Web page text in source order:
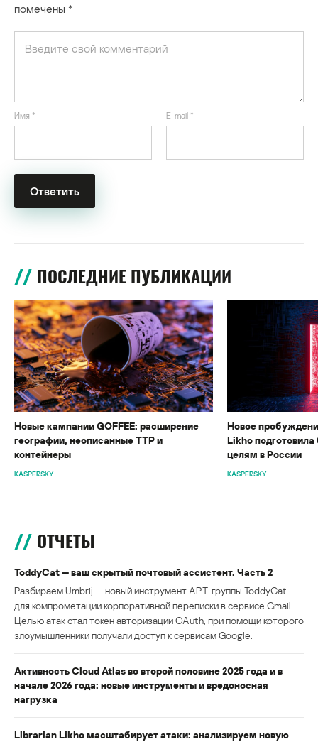
помечены *
Имя * E-mail *
ПОСЛЕДНИЕ ПУБЛИКАЦИИ
Новые кампании GOFFEE: расширение
географии, неописанные TTP и
контейнеры
KASPERSKY
Новое
Likho
целям в России
KASPERSKY
ОТЧЕТЫ
ToddyCat — ваш скрытый почтовый ассистент. Часть 2
Разбираем Umbrij — новый инструмент APT-группы ToddyCat
для компрометации корпоративной переписки в сервисе Gmail.
Целью атак стал токен авторизации OAuth, при помощи которого
злоумышленники получали доступ к сервисам Google.
Активность Cloud Atlas во второй половине 2025 года и в
начале 2026 года: новые инструменты и вредоносная
нагрузка
Librarian Likho масштабирует атаки: анализируем новую